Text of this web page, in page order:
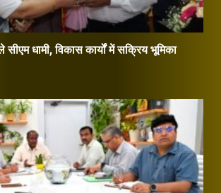
सीएम धामी, विकास कार्यों में सक्रिय भूमिका